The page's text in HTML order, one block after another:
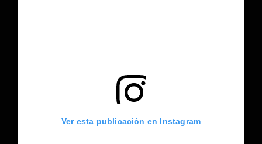
Ver esta publicación en Instagram